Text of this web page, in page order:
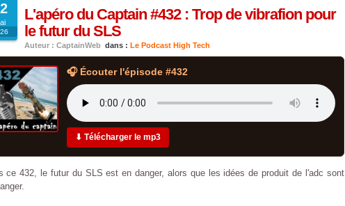
L'apéro du Captain #432 : Trop de vibrafion pour
le futur du SLS
Auteur : CaptainWeb dans : Le Podcast High Tech
🎧 Écouter l'épisode #432
⬇ Télécharger le mp3
ce 432, le futur du SLS est en danger, alors que les idées de produit de l'adc sont